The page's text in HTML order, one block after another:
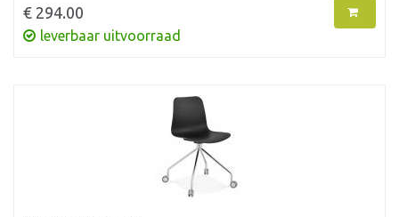
€ 294.00
leverbaar uitvoorraad